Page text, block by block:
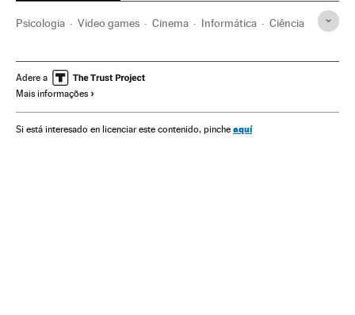
Psicologia Video games Cinema Informática Ciência
Adere a
Mais informações
Si está interesado en licenciar este contenido, pinche aquí